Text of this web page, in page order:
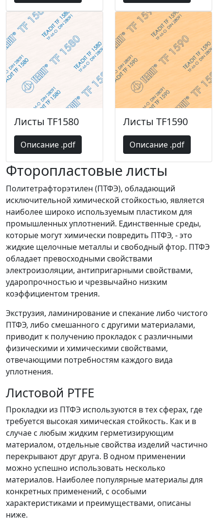
Листы TF1580
Описание .pdf
Листы TF1590
Описание .pdf
Фторопластовые листы
Политетрафторэтилен (ПТФЭ), обладающий
исключительной химической стойкостью, является
наиболее широко используемым пластиком для
промышленных уплотнений. Единственные среды,
которые могут химически повредить ПТФЭ, - это
жидкие щелочные металлы и свободный фтор. ПТФЭ
обладает превосходными свойствами
электроизоляции, антипригарными свойствами,
ударопрочностью и чрезвычайно низким
коэффициентом трения.
Экструзия, ламинирование и спекание либо чистого
ПТФЭ, либо смешанного с другими материалами,
приводит к получению прокладок с различными
физическими и химическими свойствами,
отвечающими потребностям каждого вида
уплотнения.
Листовой PTFE
Прокладки из ПТФЭ используются в тех сферах, где
требуется высокая химическая стойкость. Как и в
случае с любым жидким герметизирующим
материалом, отдельные свойства изделий частично
перекрывают друг друга. В одном применении
можно успешно использовать несколько
материалов. Наиболее популярные материалы для
конкретных применений, с особыми
характеристиками и преимуществами, описаны
ниже.